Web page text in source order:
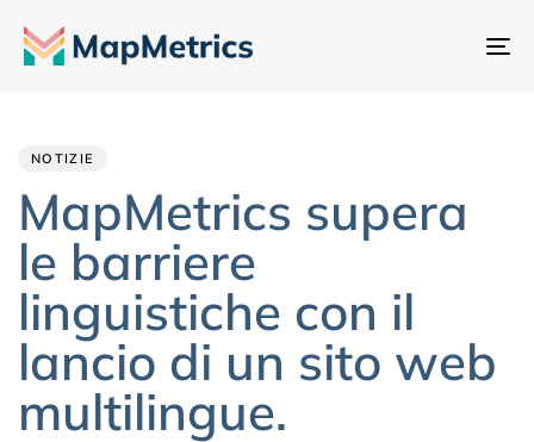
NOTIZIE
MapMetrics supera
le barriere
linguistiche con il
lancio di un sito web
multilingue.